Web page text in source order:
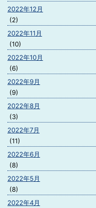
2022年12月
(2)
2022年11月
(10)
2022年10月
(6)
2022年9月
(9)
2022年8月
(3)
2022年7月
(11)
2022年6月
(8)
2022年5月
(8)
2022年4月